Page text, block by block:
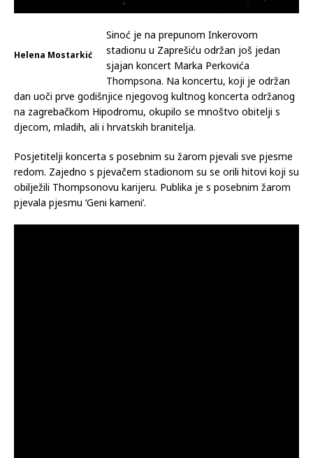
Helena Mostarkić
Sinoć je na prepunom Inkerovom
stadionu u Zaprešiću održan još jedan
sjajan koncert Marka Perkovića
Thompsona. Na koncertu, koji je održan
dan uoči prve godišnjice njegovog kultnog koncerta održanog
na zagrebačkom Hipodromu, okupilo se mnoštvo obitelji s
djecom, mladih, ali i hrvatskih branitelja.
Posjetitelji koncerta s posebnim su žarom pjevali sve pjesme
redom. Zajedno s pjevačem stadionom su se orili hitovi koji su
obilježili Thompsonovu karijeru. Publika je s posebnim žarom
pjevala pjesmu ‘Geni kameni’.